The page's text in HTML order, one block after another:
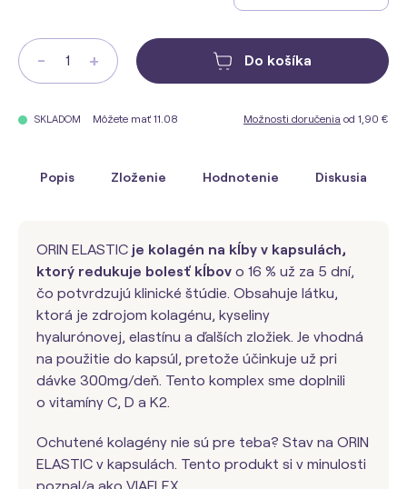
- + Do košíka
SKLADOM Môžete mať 11.08 Možnosti doručenia od 1,90 €
Popis Zloženie Hodnotenie Diskusia
ORIN ELASTIC je kolagén na kĺby v kapsulách,
ktorý redukuje bolesť kĺbov o 16 % už za 5 dní,
čo potvrdzujú klinické štúdie. Obsahuje látku,
ktorá je zdrojom kolagénu, kyseliny
hyalurónovej, elastínu a ďalších zložiek. Je vhodná
na použitie do kapsúl, pretože účinkuje už pri
dávke 300mg/deň. Tento komplex sme doplnili
o vitamíny C, D a K2.
Ochutené kolagény nie sú pre teba? Stav na ORIN
ELASTIC v kapsulách. Tento produkt si v minulosti